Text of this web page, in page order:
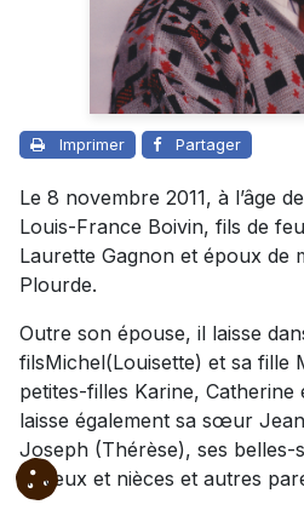
Imprimer Partager
Le 8 novembre 2011, à l’âge
Louis-France Boivin, fils de
Laurette Gagnon et époux de
Plourde.
Outre son épouse, il laisse
filsMichel(Louisette) et sa fille
petites-filles Karine, Catherine
laisse également sa sœur
Joseph (Thérèse), ses
neveux et nièces et autres